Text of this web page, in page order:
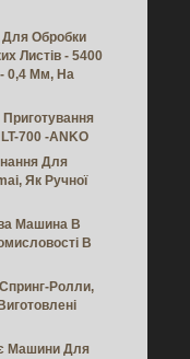
Обробки
Листів - 5400
0,4 Мм, На
700 -ANKO
Для
Як Ручної
Машина В
В
Спринг-Ролли,
Машини Для